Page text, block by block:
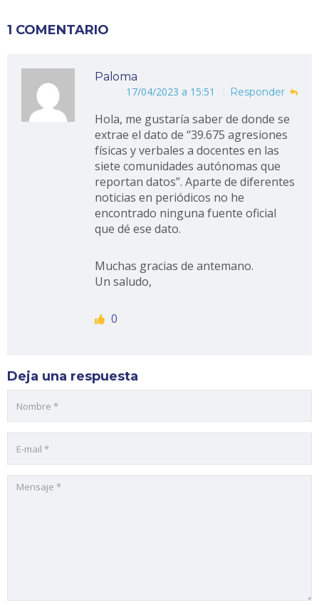
1 COMENTARIO
Paloma
17/04/2023 a 15:51
Responder
Hola, me gustaría saber de donde se
extrae el dato de “39.675 agresiones
físicas y verbales a docentes en las
siete comunidades autónomas que
reportan datos”. Aparte de diferentes
noticias en periódicos no he
encontrado ninguna fuente oficial
que dé ese dato.
Muchas gracias de antemano.
Un saludo,
0
Deja una respuesta